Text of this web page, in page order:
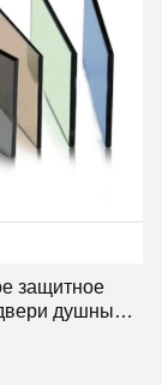
защитное
душный